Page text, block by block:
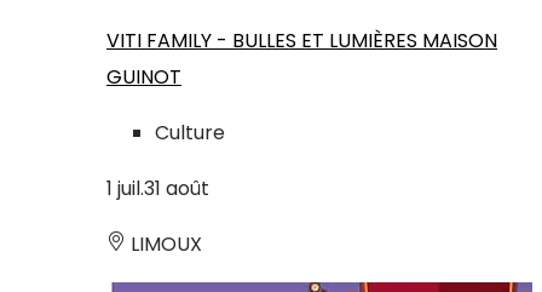
VITI FAMILY - BULLES ET LUMIÈRES MAISON
GUINOT
Culture
1 juil.31 août
LIMOUX